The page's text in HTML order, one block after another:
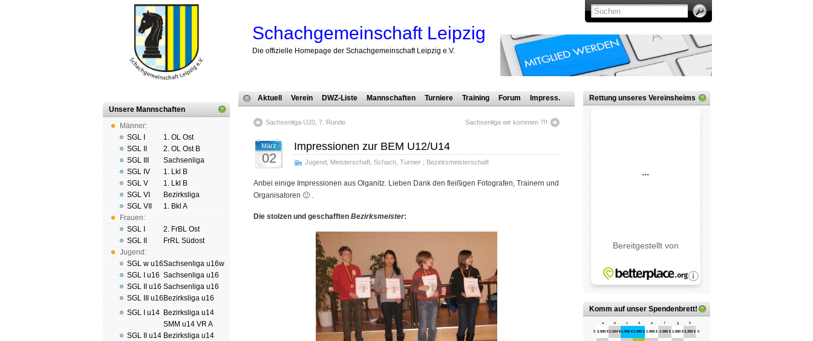
Schachgemeinschaft Leipzig
Die offizielle Homepage der Schachgemeinschaft Leipzig e.V.
Unsere Mannschaften
Männer:
SGL I
SGL II
SGL III
SGL IV
SGL V
SGL VI
SGL VII
Frauen:
SGL I
SGL II
Jugend:
SGL w u16
SGL I u16
SGL II u16
SGL III u16
SGL I u14
SGL II u14
1. OL Ost
2. OL Ost B
Sachsenliga
1. Lkl B
1. Lkl B
Bezirksliga
1. Bkl A
2. FrBL Ost
FrRL Südost
Sachsenliga u16w
Sachsenliga u16
Sachsenliga u16
Bezirksliga u16
Bezirksliga u14
SMM u14 VR A
Bezirksliga u14
Aktuell Verein DWZ-Liste Mannschaften Turniere Training Forum Impress.
Sachsenliga U20, 7. Runde Sachsenliga wir kommen ?!!
März
02
Impressionen zur BEM U12/U14
Jugend Meisterschaft Schach Turnier ; Bezirksmeisterschaft
Anbei einige Impressionen aus Olganitz. Lieben Dank den fleißigen Fotografen, Trainern und
Organisatoren 🙂 .
Die stolzen und geschafften Bezirksmeister:
Rettung unseres Vereinsheims
Komm auf unser Spendenbrett!
a b c d e f g h
8 2.500 € 1.024 € 1.000 € 1.000 € 1.000 € 1.000 € 1.000 € 3.250 € 8